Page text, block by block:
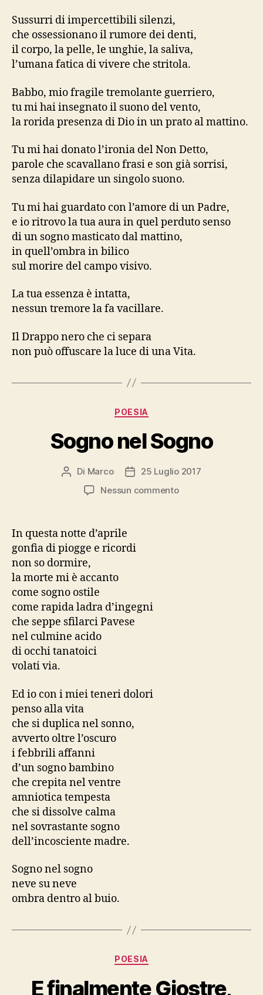
Sussurri di impercettibili silenzi,
che ossessionano il rumore dei denti,
il corpo, la pelle, le unghie, la saliva,
l’umana fatica di vivere che stritola.
Babbo, mio fragile tremolante guerriero,
tu mi hai insegnato il suono del vento,
la rorida presenza di Dio in un prato al mattino.
Tu mi hai donato l’ironia del Non Detto,
parole che scavallano frasi e son già sorrisi,
senza dilapidare un singolo suono.
Tu mi hai guardato con l’amore di un Padre,
e io ritrovo la tua aura in quel perduto senso
di un sogno masticato dal mattino,
in quell’ombra in bilico
sul morire del campo visivo.
La tua essenza è intatta,
nessun tremore la fa vacillare.
Il Drappo nero che ci separa
non può offuscare la luce di una Vita.
Categorie
POESIA
Sogno nel Sogno
Autore
articolo
Di Marco
Data
dell'articolo
25 Luglio 2017
Nessun commentosu
In questa notte d’aprile
gonfia di piogge e ricordi
non so dormire,
la morte mi è accanto
come sogno ostile
come rapida ladra d’ingegni
che seppe sfilarci Pavese
nel culmine acido
di occhi tanatoici
volati via.
Ed io con i miei teneri dolori
penso alla vita
che si duplica nel sonno,
avverto oltre l’oscuro
i febbrili affanni
d’un sogno bambino
che crepita nel ventre
amniotica tempesta
che si dissolve calma
nel sovrastante sogno
dell’incosciente madre.
Sogno nel sogno
neve su neve
ombra dentro al buio.
Categorie
POESIA
E finalmente Giostre,